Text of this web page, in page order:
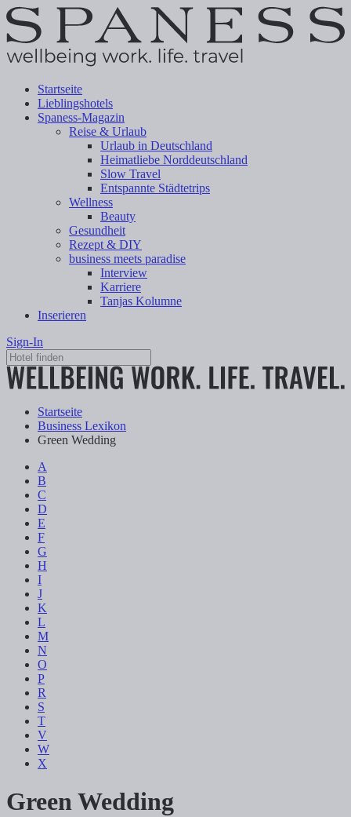
Startseite
Lieblingshotels
Spaness-Magazin
Reise & Urlaub
Urlaub in Deutschland
Heimatliebe Norddeutschland
Slow Travel
Entspannte Städtetrips
Wellness
Beauty
Gesundheit
Rezept & DIY
business meets paradise
Interview
Karriere
Tanjas Kolumne
Inserieren
Sign-In
Startseite
Business Lexikon
Green Wedding
A
B
C
D
E
F
G
H
I
J
K
L
M
N
O
P
R
S
T
V
W
X
Green Wedding